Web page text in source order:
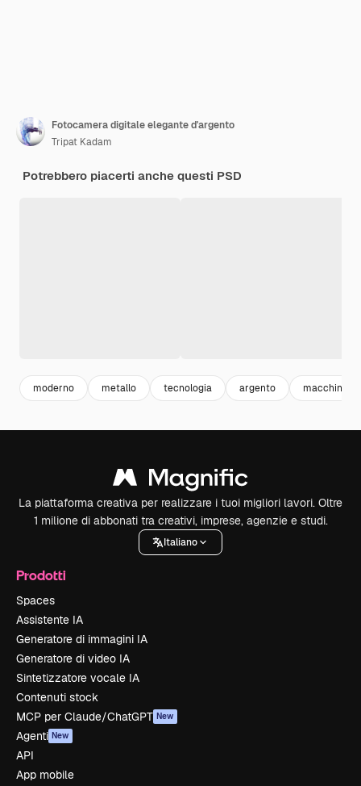
Fotocamera digitale elegante d'argento
Tripat Kadam
Potrebbero piacerti anche questi PSD
moderno metallo tecnologia argento macchina
La piattaforma creativa per realizzare i tuoi migliori lavori. Oltre
1 milione di abbonati tra creativi, imprese, agenzie e studi.
Italiano
Prodotti
Spaces
Assistente IA
Generatore di immagini IA
Generatore di video IA
Sintetizzatore vocale IA
Contenuti stock
MCP per Claude/ChatGPT New
Agenti New
API
App mobile